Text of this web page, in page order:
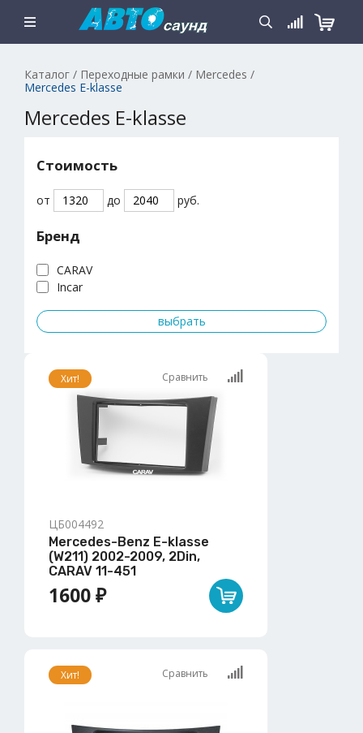
Каталог / Переходные рамки / Mercedes /
Mercedes E-klasse
Mercedes E-klasse
Стоимость
от до руб.
Бренд
CARAV
Incar
Хит! Сравнить
ЦБ004492
Mercedes-Benz E-klasse
(W211) 2002-2009, 2Din,
CARAV 11-451
1600 ₽
Хит! Сравнить